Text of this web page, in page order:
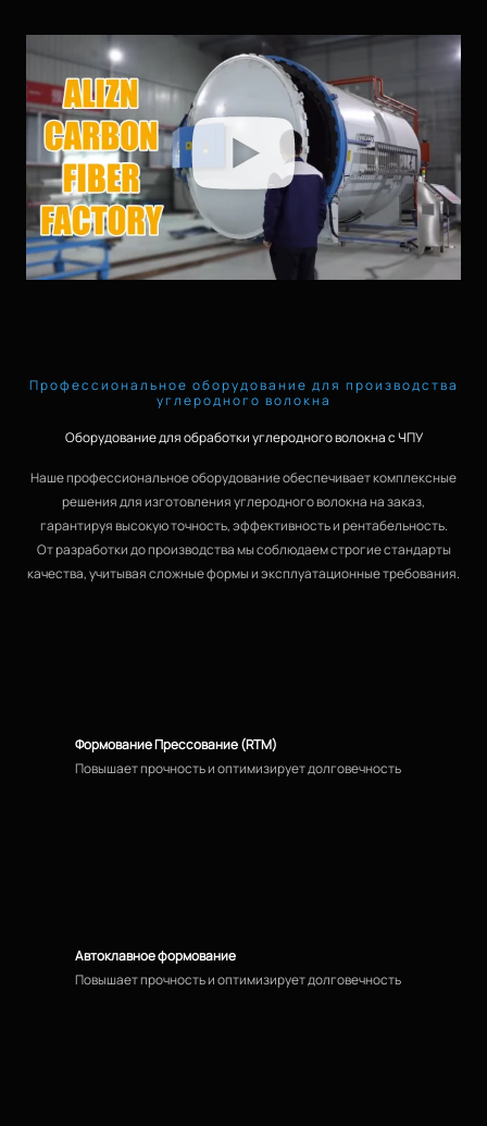
Профессиональное оборудование для производства
углеродного волокна
Оборудование для обработки углеродного волокна с ЧПУ
Наше профессиональное оборудование обеспечивает комплексные
решения для изготовления углеродного волокна на заказ,
гарантируя высокую точность, эффективность и рентабельность.
От разработки до производства мы соблюдаем строгие стандарты
качества, учитывая сложные формы и эксплуатационные требования.
Формование Прессование (RTM)
Повышает прочность и оптимизирует долговечность
Автоклавное формование
Повышает прочность и оптимизирует долговечность